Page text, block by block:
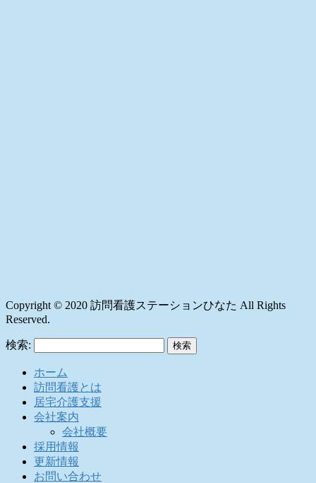
Copyright © 2020 訪問看護ステーションひなた All Rights
Reserved.
検索:
ホーム
訪問看護とは
居宅介護支援
会社案内
会社概要
採用情報
更新情報
お問い合わせ